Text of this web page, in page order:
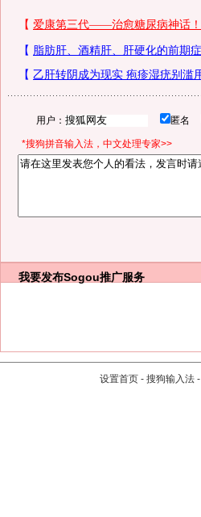
用户： 匿名
*搜狗拼音输入法，中文处理专家>>
我要发布Sogou推广服务
设置首页 - 搜狗输入法 -